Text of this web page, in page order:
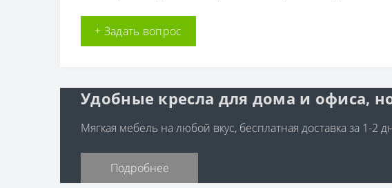
+ Задать вопрос
Удобные кресла для дома и офиса,
Мягкая мебель на любой вкус, бесплатная доставка за 1-2
Подробнее